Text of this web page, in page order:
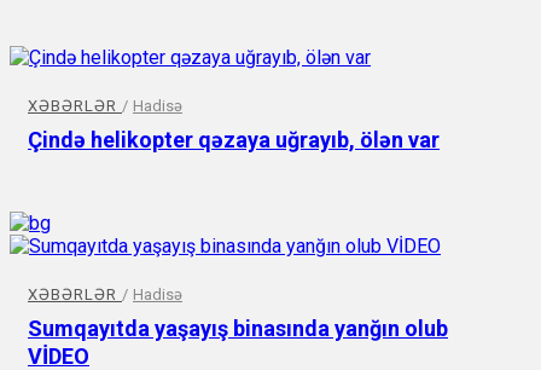
XƏBƏRLƏR / Hadisə
Çində helikopter qəzaya uğrayıb, ölən var
XƏBƏRLƏR / Hadisə
Sumqayıtda yaşayış binasında yanğın olub
VİDEO